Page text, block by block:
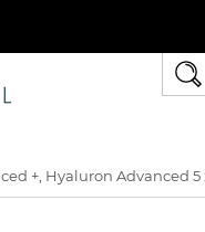
+, Hyaluron Advanced 5